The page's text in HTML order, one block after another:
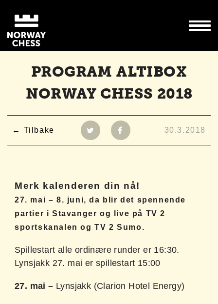
PROGRAM ALTIBOX
NORWAY CHESS 2018
Tilbake 30.3.2018
Merk kalenderen din nå!
27. mai – 8. juni, da blir det spennende
partier i Stavanger og live på TV 2
sportskanalen og TV 2 Sumo.
Spillestart alle ordinære runder er 16:30.
Lynsjakk 27. mai er spillestart 15:00
27. mai – Lynsjakk (Clarion Hotel Energy)